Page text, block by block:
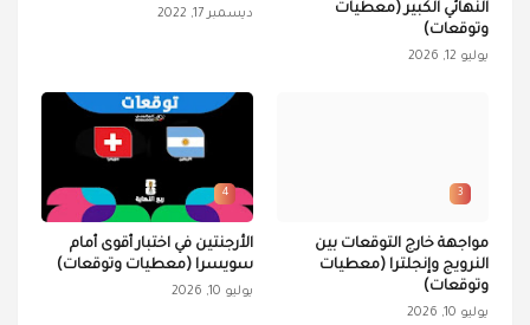
النهائي الكبير (معطيات
وتوقعات)
يوليو 12, 2026
ديسمبر 17, 2022
3
مواجهة خارج التوقعات بين
النرويج وإنجلترا (معطيات
وتوقعات)
يوليو 10, 2026
4
الأرجنتين في اختبار أقوى أمام
سويسرا (معطيات وتوقعات)
يوليو 10, 2026